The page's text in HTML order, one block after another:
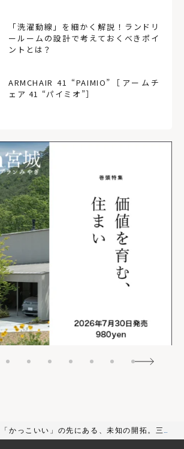
「洗濯動線」を細かく解説！ランドリ
ールームの設計で考えておくべきポイ
ントとは？
ARMCHAIR 41 “PAIMIO”［アームチ
ェア 41 “パイミオ”］
「かっこいい」の先にある、未知の開拓。三五
工務店が小樽・春香町で描く「山郷」という未